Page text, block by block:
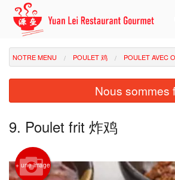
NOTRE MENU POULET 鸡 POULET AVEC
Nous sommes
9. Poulet frit 炸鸡
+ une image